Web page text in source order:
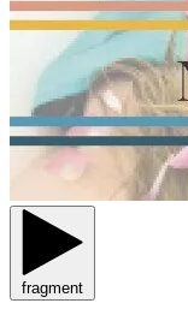
fragment